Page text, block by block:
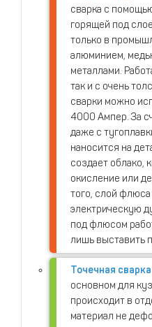
сварка с
горящей под
только в
алюминием,
металлами.
так и с очень
сварки можно
4000 Ампер. За
даже с
наносится на
создает облако,
окисление или
того, слой
электрическую
под флюсом
лишь выставить
Точечная
основном для
происходит в
материал не